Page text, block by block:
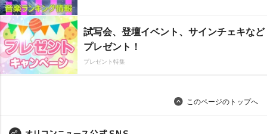
試写会、登壇イベント、サインチェキなど
プレゼント！
プレゼント特集
このページのトップへ